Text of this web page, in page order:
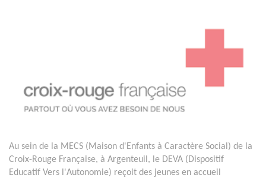
Au sein de la MECS (Maison d'Enfants à Caractère Social) de la
Croix-Rouge Française, à Argenteuil, le DEVA (Dispositif
Educatif Vers l'Autonomie) reçoit des jeunes en accueil